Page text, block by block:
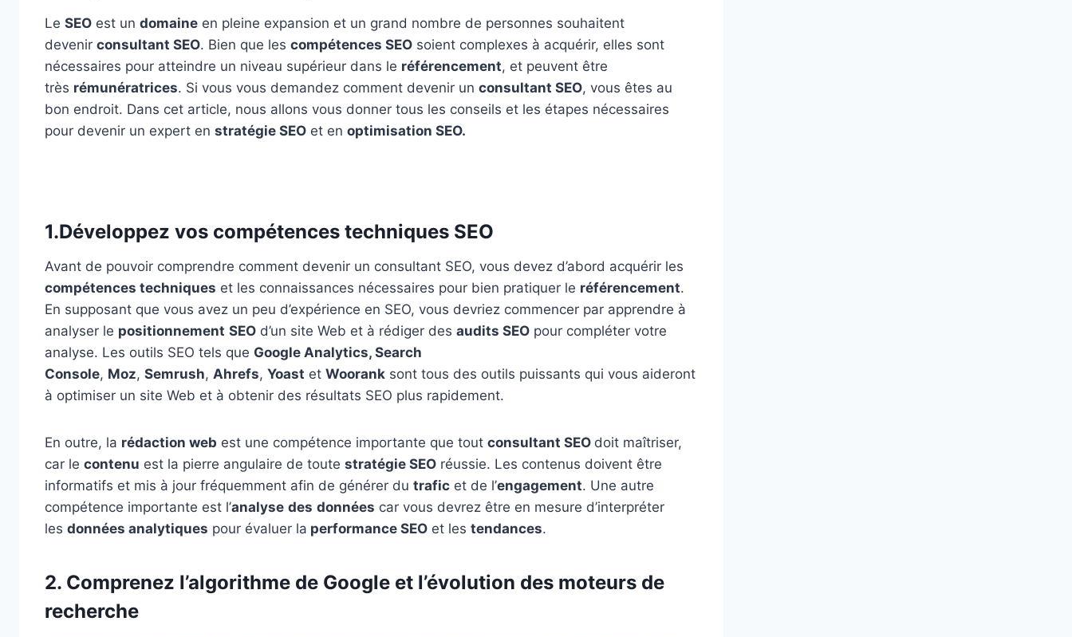
Le SEO est un domaine en pleine expansion et un grand nombre de personnes souhaitent
devenir consultant SEO. Bien que les compétences SEO soient complexes à acquérir, elles sont
nécessaires pour atteindre un niveau supérieur dans le référencement, et peuvent être
très rémunératrices. Si vous vous demandez comment devenir un consultant SEO, vous êtes au
bon endroit. Dans cet article, nous allons vous donner tous les conseils et les étapes nécessaires
pour devenir un expert en stratégie SEO et en optimisation SEO.
1.Développez vos compétences techniques SEO
Avant de pouvoir comprendre comment devenir un consultant SEO, vous devez d’abord acquérir les
compétences techniques et les connaissances nécessaires pour bien pratiquer le référencement.
En supposant que vous avez un peu d’expérience en SEO, vous devriez commencer par apprendre à
analyser le positionnement SEO d’un site Web et à rédiger des audits SEO pour compléter votre
analyse. Les outils SEO tels que Google Analytics, Search
Console, Moz, Semrush, Ahrefs, Yoast et Woorank sont tous des outils puissants qui vous aideront
à optimiser un site Web et à obtenir des résultats SEO plus rapidement.
En outre, la rédaction web est une compétence importante que tout consultant SEO doit maîtriser,
car le contenu est la pierre angulaire de toute stratégie SEO réussie. Les contenus doivent être
informatifs et mis à jour fréquemment afin de générer du trafic et de l’engagement. Une autre
compétence importante est l’analyse des données car vous devrez être en mesure d’interpréter
les données analytiques pour évaluer la performance SEO et les tendances.
2. Comprenez l’algorithme de Google et l’évolution des moteurs de
recherche